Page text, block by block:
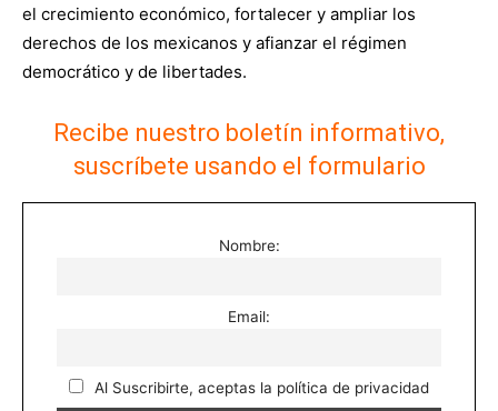
el crecimiento económico, fortalecer y ampliar los
derechos de los mexicanos y afianzar el régimen
democrático y de libertades.
Recibe nuestro boletín informativo,
suscríbete usando el formulario
Nombre:
Email:
Al Suscribirte, aceptas la política de privacidad